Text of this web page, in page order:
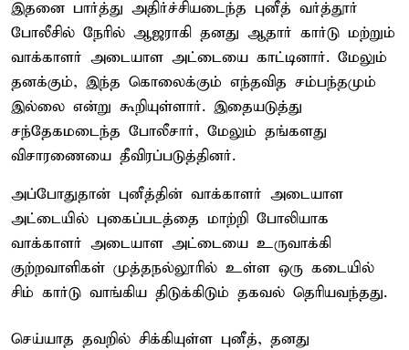
இதனை பார்த்து அதிர்ச்சியடைந்த புனீத் வர்த்தூர்
போலீசில் நேரில் ஆஜராகி தனது ஆதார் கார்டு மற்றும்
வாக்காளர் அடையாள அட்டையை காட்டினார். மேலும்
தனக்கும், இந்த கொலைக்கும் எந்தவித சம்பந்தமும்
இல்லை என்று கூறியுள்ளார். இதையடுத்து
சந்தேகமடைந்த போலீசார், மேலும் தங்களது
விசாரணையை தீவிரப்படுத்தினர்.
அப்போதுதான் புனீத்தின் வாக்காளர் அடையாள
அட்டையில் புகைப்படத்தை மாற்றி போலியாக
வாக்காளர் அடையாள அட்டையை உருவாக்கி
குற்றவாளிகள் முத்தநல்லூரில் உள்ள ஒரு கடையில்
சிம் கார்டு வாங்கிய திடுக்கிடும் தகவல் தெரியவந்தது.
செய்யாத தவறில் சிக்கியுள்ள புனீத், தனது